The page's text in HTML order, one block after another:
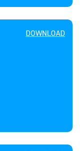
DOWNLOAD